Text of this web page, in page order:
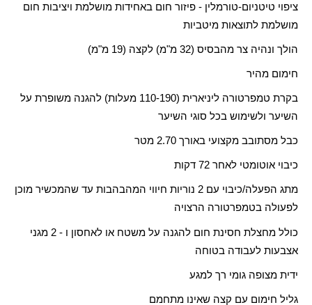
ציפוי טיטניום-טורמלין - פיזור חום באחידות מושלמת ויציבות חום
מושלמת לתוצאות מיטביות
הולך ונהיה צר מהבסיס (32 מ"מ) לקצה (19 מ"מ)
חימום מהיר
בקרת טמפרטורה ליניארית (110-190 מעלות) להגנה משופרת על
השיער ולשימוש בכל סוגי השיער
כבל מסתובב מקצועי באורך 2.70 מטר
כיבוי אוטומטי לאחר 72 דקות
מתג הפעלה/כיבוי עם 2 נוריות חיווי המהבהבות עד שהמכשיר מוכן
לפעולה בטמפרטורה הרצויה
כולל מחצלת חסינת חום להגנה על משטח או לאחסון ו - 2 מגני
אצבעות לעבודה בטוחה
ידית מצופה גומי רך למגע
גליל חימום עם קצה שאינו מתחמם